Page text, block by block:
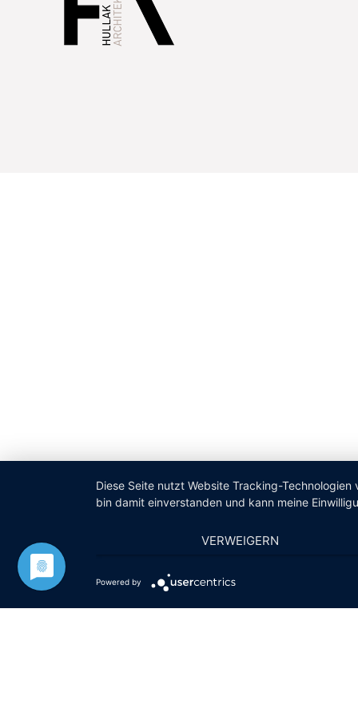
Diese Seite nutzt Website Tracking-
bin damit einverstanden und kann meine
VERWEIGERN
Powered by